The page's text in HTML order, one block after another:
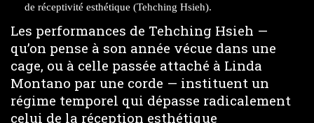
de réceptivité esthétique (Tehching Hsieh).
Les performances de Tehching Hsieh —
qu’on pense à son année vécue dans une
cage, ou à celle passée attaché à Linda
Montano par une corde — instituent un
régime temporel qui dépasse radicalement
celui de la réception esthétique